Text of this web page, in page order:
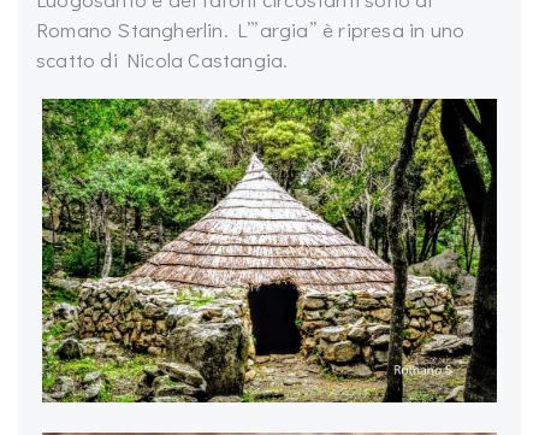
Romano Stangherlin. L’”argia” è ripresa in uno
scatto di Nicola Castangia.